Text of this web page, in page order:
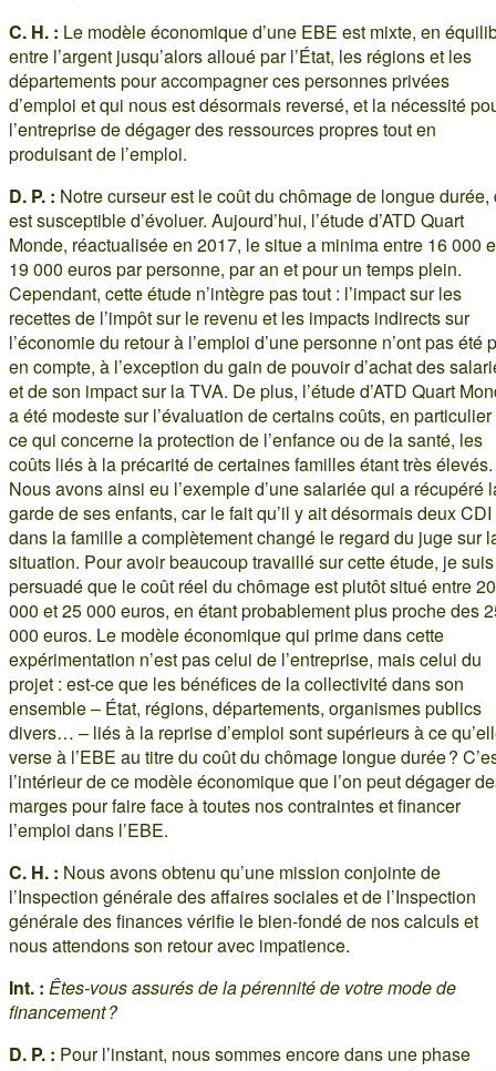
C. H. : Le modèle économique d’une EBE est mixte, en
entre l’argent jusqu’alors alloué par l’État, les régions et les
départements pour accompagner ces personnes privées
d’emploi et qui nous est désormais reversé, et la nécessité
l’entreprise de dégager des ressources propres tout en
produisant de l’emploi.
D. P. : Notre curseur est le coût du chômage de longue durée,
est susceptible d’évoluer. Aujourd’hui, l’étude d’ATD Quart
Monde, réactualisée en 2017, le situe a minima entre 16 000
19 000 euros par personne, par an et pour un temps plein.
Cependant, cette étude n’intègre pas tout : l’impact sur les
recettes de l’impôt sur le revenu et les impacts indirects sur
l’économie du retour à l’emploi d’une personne n’ont pas été
en compte, à l’exception du gain de pouvoir d’achat des
et de son impact sur la TVA. De plus, l’étude d’ATD Quart
a été modeste sur l’évaluation de certains coûts, en
ce qui concerne la protection de l’enfance ou de la santé, les
coûts liés à la précarité de certaines familles étant très élevés.
Nous avons ainsi eu l’exemple d’une salariée qui a récupéré
garde de ses enfants, car le fait qu’il y ait désormais deux CDI
dans la famille a complètement changé le regard du juge sur
situation. Pour avoir beaucoup travaillé sur cette étude, je suis
persuadé que le coût réel du chômage est plutôt situé entre 20
000 et 25 000 euros, en étant probablement plus proche des
000 euros. Le modèle économique qui prime dans cette
expérimentation n’est pas celui de l’entreprise, mais celui du
projet : est-ce que les bénéfices de la collectivité dans son
ensemble – État, régions, départements, organismes publics
divers… – liés à la reprise d’emploi sont supérieurs à ce
verse à l’EBE au titre du coût du chômage longue durée ?
l’intérieur de ce modèle économique que l’on peut dégager
marges pour faire face à toutes nos contraintes et financer
l’emploi dans l’EBE.
C. H. : Nous avons obtenu qu’une mission conjointe de
l’Inspection générale des affaires sociales et de l’Inspection
générale des finances vérifie le bien-fondé de nos calculs et
nous attendons son retour avec impatience.
Int. : Êtes-vous assurés de la pérennité de votre mode de
financement ?
D. P. : Pour l’instant, nous sommes encore dans une phase